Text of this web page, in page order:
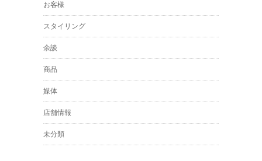
お客様
スタイリング
余談
商品
媒体
店舗情報
未分類